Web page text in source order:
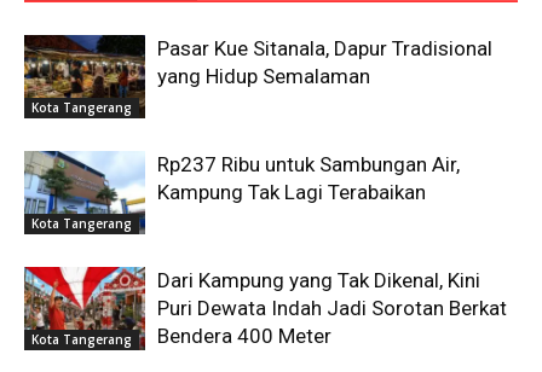
Kota Tangerang
Pasar Kue Sitanala, Dapur Tradisional
yang Hidup Semalaman
Kota Tangerang
Rp237 Ribu untuk Sambungan Air,
Kampung Tak Lagi Terabaikan
Kota Tangerang
Dari Kampung yang Tak Dikenal, Kini
Puri Dewata Indah Jadi Sorotan Berkat
Bendera 400 Meter